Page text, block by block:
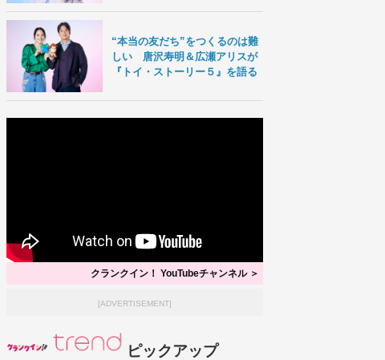
“本当の友だち”をつくるのは難
しい 唐沢寿明＆広瀬アリスが
『トイ・ストーリー５』を語る
クランクイン！ YouTubeチャンネル ＞
[ADVERTISEMENT]
ピックアップ